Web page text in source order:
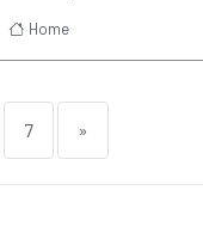
Home
7 »